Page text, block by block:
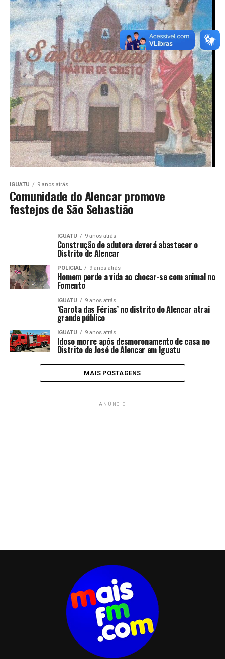
IGUATU 9 anos atrás
Comunidade do Alencar promove
festejos de São Sebastião
IGUATU 9 anos atrás
Construção de adutora deverá abastecer o
Distrito de Alencar
POLICIAL 9 anos atrás
Homem perde a vida ao chocar-se com animal no
Fomento
IGUATU 9 anos atrás
‘Garota das Férias’ no distrito do Alencar atrai
grande público
IGUATU 9 anos atrás
Idoso morre após desmoronamento de casa no
Distrito de José de Alencar em Iguatu
MAIS POSTAGENS
ANÚNCIO